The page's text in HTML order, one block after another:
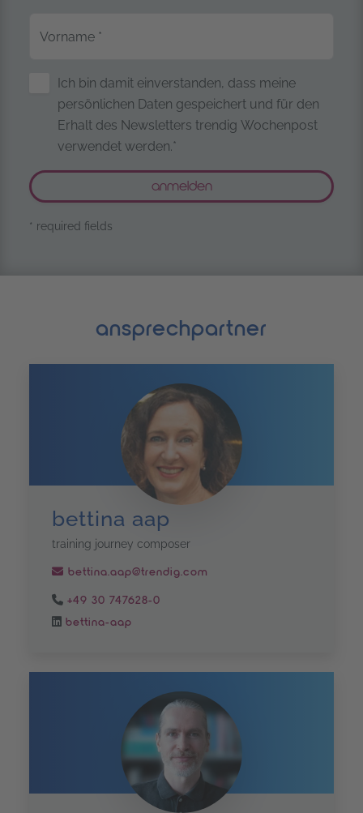
Vorname *
Sicherung personenbezogener
Ich bin damit einverstanden, dass meine
persönlichen Daten gespeichert und für den
Erhalt des Newsletters trendig Wochenpost
verwendet werden.*
* required fields
ansprechpartner
bettina aap
training journey composer
bettina.aap@trendig.com
+49 30 747628-0
bettina-aap